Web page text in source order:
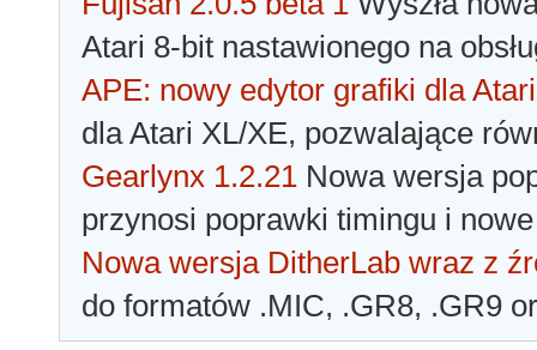
Atari 8-bit nastawionego na
APE: nowy edytor grafiki dla Atari
dla Atari XL/XE, pozwalające
Gearlynx 1.2.21 Nowa wersja
przynosi poprawki timingu i
Nowa wersja DitherLab wraz z
do formatów .MIC, .GR8, .GR9